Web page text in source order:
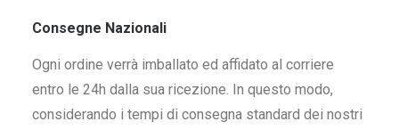
Consegne Nazionali
Ogni ordine verrà imballato ed affidato al corriere
entro le 24h dalla sua ricezione. In questo modo,
considerando i tempi di consegna standard dei nostri